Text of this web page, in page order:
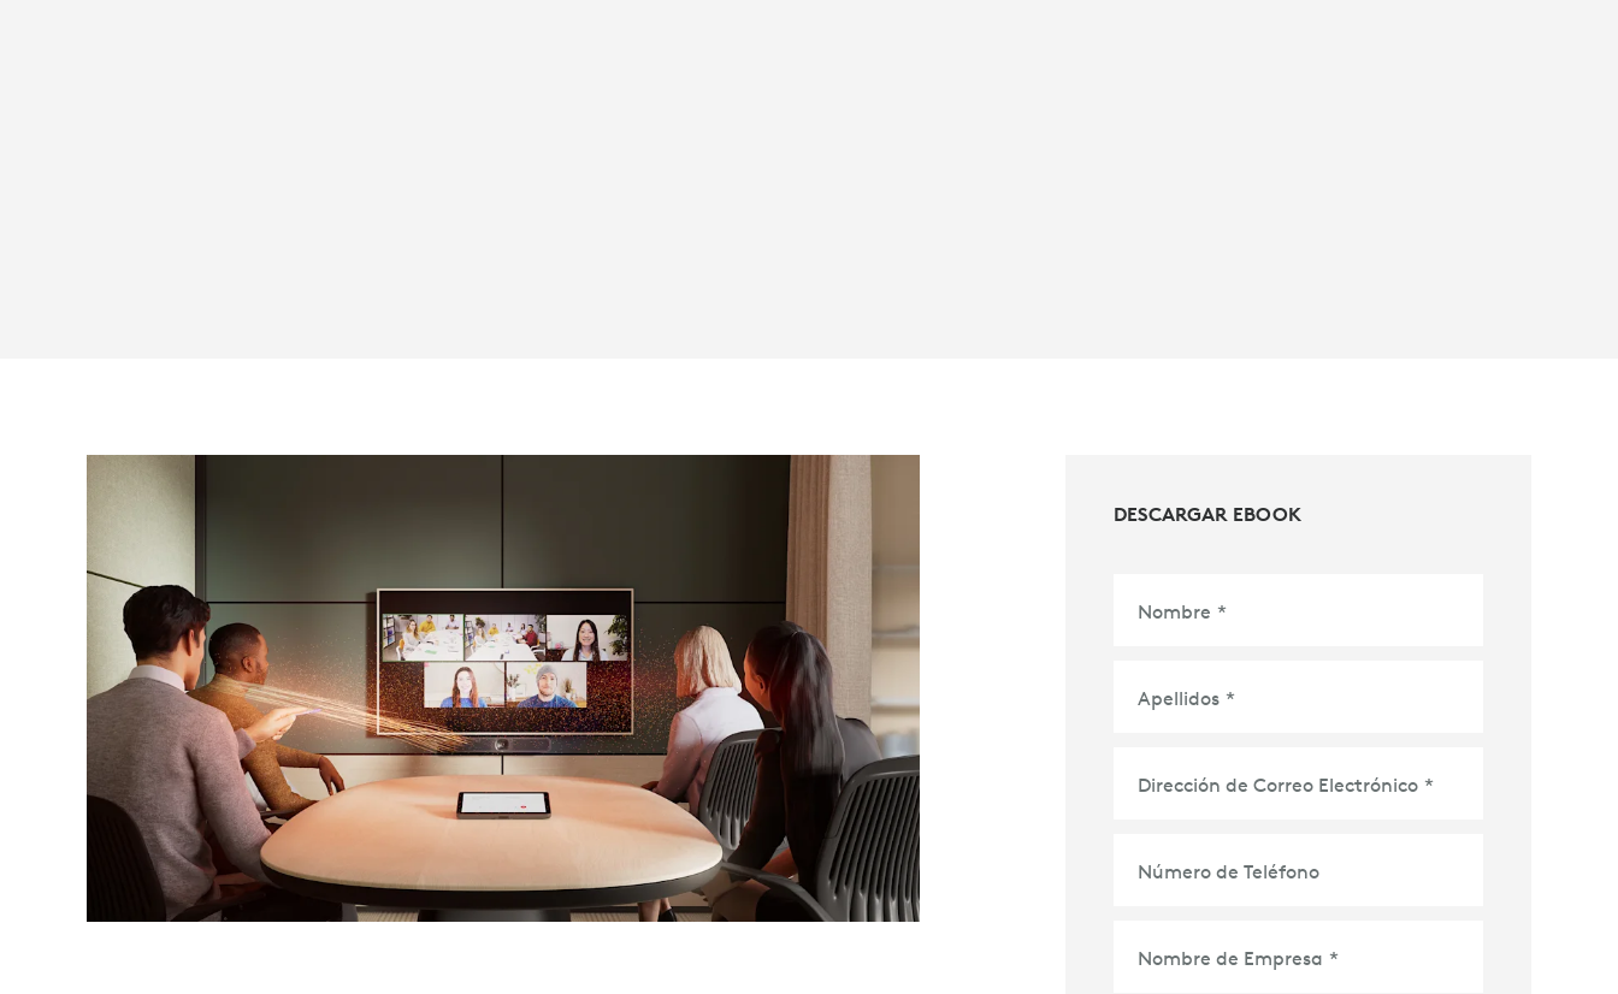
DESCARGAR EBOOK
Nombre *
Apellidos *
Dirección de Correo Electrónico *
Número de Teléfono
Nombre de Empresa *